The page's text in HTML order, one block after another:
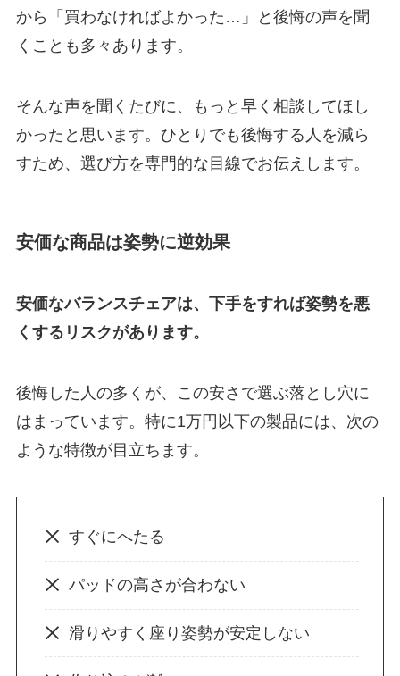
から「買わなければよかった…」と後悔の声を聞
くことも多々あります。
そんな声を聞くたびに、もっと早く相談してほし
かったと思います。ひとりでも後悔する人を減ら
すため、選び方を専門的な目線でお伝えします。
安価な商品は姿勢に逆効果
安価なバランスチェアは、下手をすれば姿勢を悪
くするリスクがあります。
後悔した人の多くが、この安さで選ぶ落とし穴に
はまっています。特に1万円以下の製品には、次の
ような特徴が目立ちます。
すぐにへたる
パッドの高さが合わない
滑りやすく座り姿勢が安定しない